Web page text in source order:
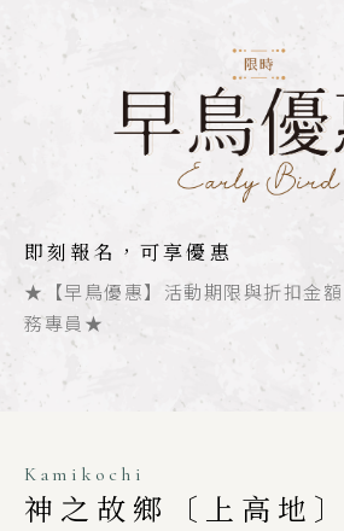
即刻報名，可享優惠
★【早鳥優惠】活動期限與折扣金
務專員★
Kamikochi
神之故鄉〔上高地〕